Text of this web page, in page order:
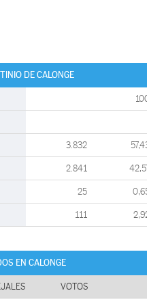
DE CALONGE
3.832
2.841
25
111
EN CALONGE
VOTOS